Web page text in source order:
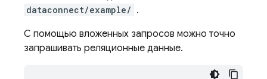
dataconnect/example/ .
С помощью вложенных запросов можно точно
запрашивать реляционные данные.